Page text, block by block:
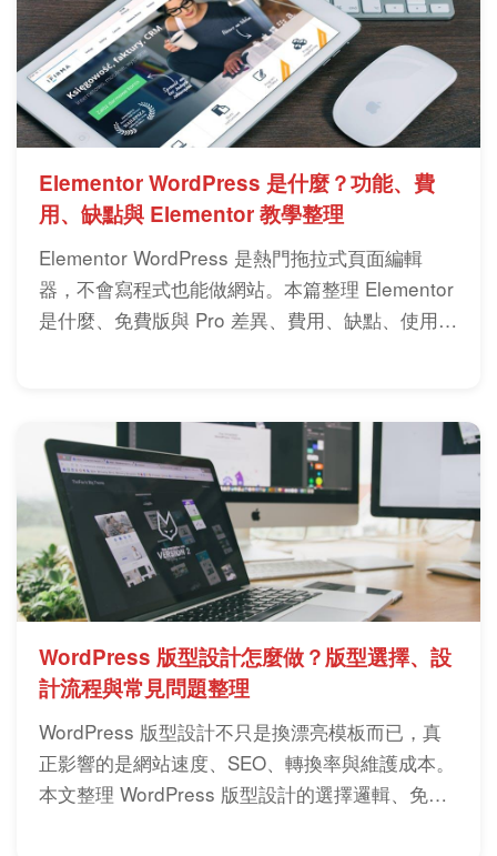
Elementor WordPress 是什麼？功能、費
用、缺點與 Elementor 教學整理
Elementor WordPress 是熱門拖拉式頁面編輯
器，不會寫程式也能做網站。本篇整理 Elementor
是什麼、免費版與 Pro 差異、費用、缺點、使用方
WordPress 版型設計怎麼做？版型選擇、設
計流程與常見問題整理
WordPress 版型設計不只是換漂亮模板而已，真
正影響的是網站速度、SEO、轉換率與維護成本。
本文整理 WordPress 版型設計的選擇邏輯、免費